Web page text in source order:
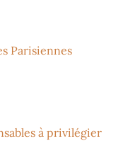
Parisiennes
à privilégier